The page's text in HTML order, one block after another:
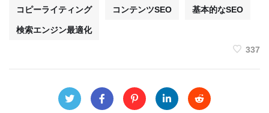
コピーライティング コンテンツSEO 基本的なSEO
検索エンジン最適化
337